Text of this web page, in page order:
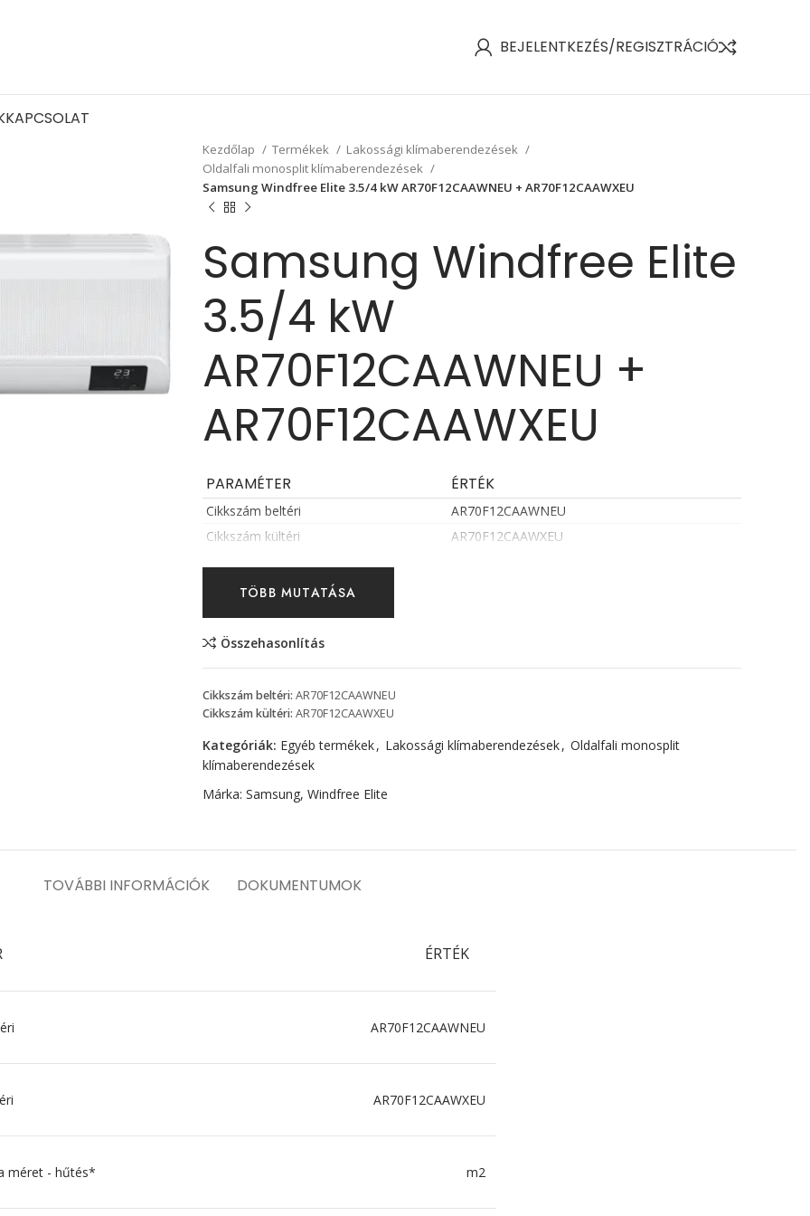
BEJELENTKEZÉS/REGISZTRÁCIÓ
KAPCSOLAT
Kezdőlap Termékek
Lakossági klímaberendezések
Oldalfali monosplit klímaberendezések
Samsung Windfree Elite 3.5/4 kW AR70F12CAAWNEU + AR70F12CAAWXEU
Samsung Windfree Elite
3.5/4 kW
AR70F12CAAWNEU +
AR70F12CAAWXEU
PARAMÉTER ÉRTÉK
Cikkszám beltéri
AR70F12CAAWNEU
Cikkszám kültéri
AR70F12CAAWXEU
TÖBB MUTATÁSA
Összehasonlítás
Cikkszám beltéri: AR70F12CAAWNEU
Cikkszám kültéri: AR70F12CAAWXEU
Kategóriák: Egyéb termékek, Lakossági klímaberendezések, Oldalfali monosplit
klímaberendezések
Márka: Samsung, Windfree Elite
TOVÁBBI INFORMÁCIÓK DOKUMENTUMOK
ÉRTÉK
AR70F12CAAWNEU
AR70F12CAAWXEU
méret - hűtés* m2